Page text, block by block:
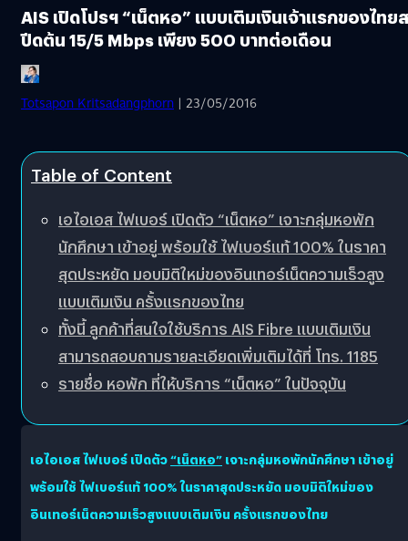
AIS เปิดโปรฯ “เน็ตหอ” แบบเติมเงินเจ้าแรกของไทยส
ปีดต้น 15/5 Mbps เพียง 500 บาทต่อเดือน
Totsapon Kritsadangphorn | 23/05/2016
Table of Content
เอไอเอส ไฟเบอร์ เปิดตัว “เน็ตหอ” เจาะกลุ่มหอพัก
นักศึกษา เข้าอยู่ พร้อมใช้ ไฟเบอร์แท้ 100% ในราคา
สุดประหยัด มอบมิติใหม่ของอินเทอร์เน็ตความเร็วสูง
แบบเติมเงิน ครั้งแรกของไทย
ทั้งนี้ ลูกค้าที่สนใจใช้บริการ AIS Fibre แบบเติมเงิน
สามารถสอบถามรายละเอียดเพิ่มเติมได้ที่ โทร. 1185
รายชื่อ หอพัก ที่ให้บริการ “เน็ตหอ” ในปัจจุบัน
เอไอเอส ไฟเบอร์ เปิดตัว“เน็ตหอ” เจาะกลุ่มหอพักนักศึกษา เข้าอยู่
พร้อมใช้ ไฟเบอร์แท้ 100% ในราคาสุดประหยัด มอบมิติใหม่ของ
อินเทอร์เน็ตความเร็วสูงแบบเติมเงิน ครั้งแรกของไทย